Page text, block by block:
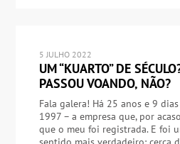
5 JULHO 2022
UM “KUARTO” DE
PASSOU VOANDO, NÃO?
Fala galera! Há 25 anos e 9
1997 – a empresa que, por
que o meu foi registrada. E foi